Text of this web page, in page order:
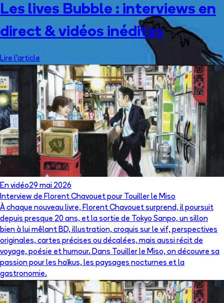
Les lives Bubble : interviews en
direct & vidéos inédites
Lire l'article
En vidéo29 mai 2026
Interview de Florent Chavouet pour Touiller le Miso
À chaque nouveau livre, Florent Chavouet surprend, il poursuit
depuis presque 20 ans, et la sortie de Tokyo Sanpo, un sillon
bien à lui mêlant BD, illustration, croquis sur le vif, perspectives
originales, cartes précises ou décalées, mais aussi récit de
voyage, poésie et humour. Dans Touiller le Miso, on découvre sa
passion pour les haïkus, les paysages nocturnes et la
gastronomie.